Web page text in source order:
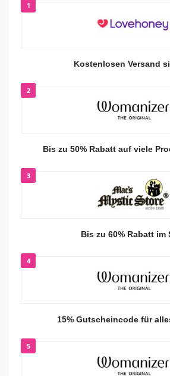
1
Kostenlosen Versand
2
Bis zu 50% Rabatt auf viele
3
Bis zu 60% Rabatt im
4
15% Gutscheincode für
5